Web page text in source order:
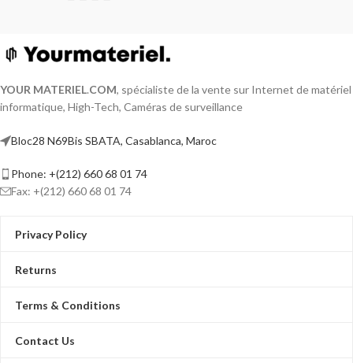
YOUR MATERIEL.COM, spécialiste de la vente sur Internet de matériel
informatique, High-Tech, Caméras de surveillance
Bloc28 N69Bis SBATA, Casablanca, Maroc
Phone: +(212) 660 68 01 74
Fax: +(212) 660 68 01 74
Privacy Policy
Returns
Terms & Conditions
Contact Us